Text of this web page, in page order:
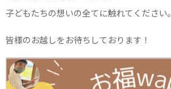
子どもたちの想いの全てに触れてください。
皆様のお越しをお待ちしております！